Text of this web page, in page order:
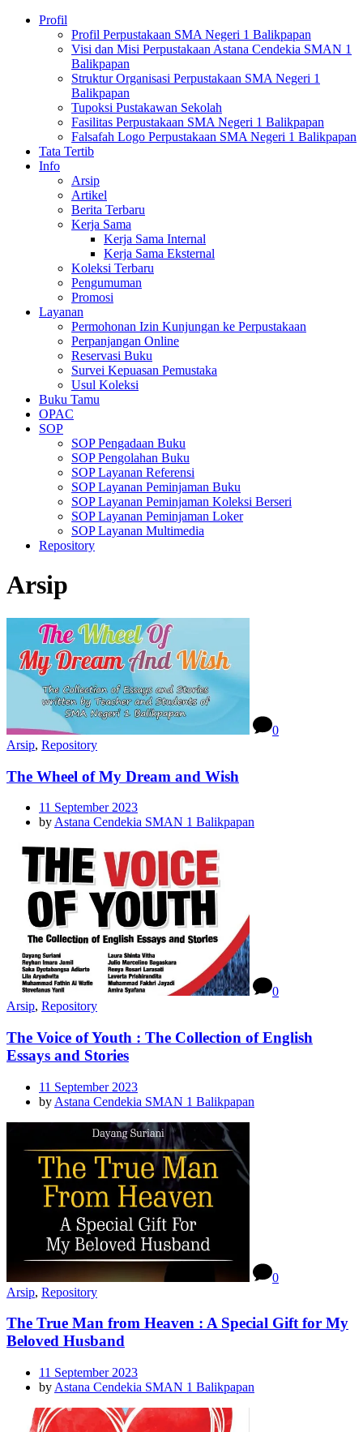
Profil
Profil Perpustakaan SMA Negeri 1 Balikpapan
Visi dan Misi Perpustakaan Astana Cendekia SMAN 1
Balikpapan
Struktur Organisasi Perpustakaan SMA Negeri 1
Balikpapan
Tupoksi Pustakawan Sekolah
Fasilitas Perpustakaan SMA Negeri 1 Balikpapan
Falsafah Logo Perpustakaan SMA Negeri 1 Balikpapan
Tata Tertib
Info
Arsip
Artikel
Berita Terbaru
Kerja Sama
Kerja Sama Internal
Kerja Sama Eksternal
Koleksi Terbaru
Pengumuman
Promosi
Layanan
Permohonan Izin Kunjungan ke Perpustakaan
Perpanjangan Online
Reservasi Buku
Survei Kepuasan Pemustaka
Usul Koleksi
Buku Tamu
OPAC
SOP
SOP Pengadaan Buku
SOP Pengolahan Buku
SOP Layanan Referensi
SOP Layanan Peminjaman Buku
SOP Layanan Peminjaman Koleksi Berseri
SOP Layanan Peminjaman Loker
SOP Layanan Multimedia
Repository
Arsip
0
Arsip, Repository
The Wheel of My Dream and Wish
11 September 2023
by Astana Cendekia SMAN 1 Balikpapan
0
Arsip, Repository
The Voice of Youth : The Collection of English
Essays and Stories
11 September 2023
by Astana Cendekia SMAN 1 Balikpapan
0
Arsip, Repository
The True Man from Heaven : A Special Gift for My
Beloved Husband
11 September 2023
by Astana Cendekia SMAN 1 Balikpapan